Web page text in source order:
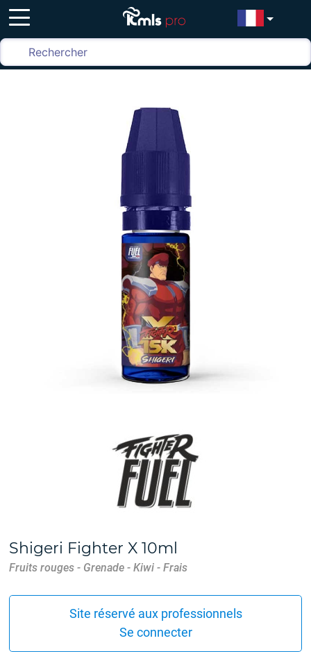
Shigeri Fighter X 10ml
Fruits rouges - Grenade - Kiwi - Frais
Site réservé aux professionnels
Se connecter